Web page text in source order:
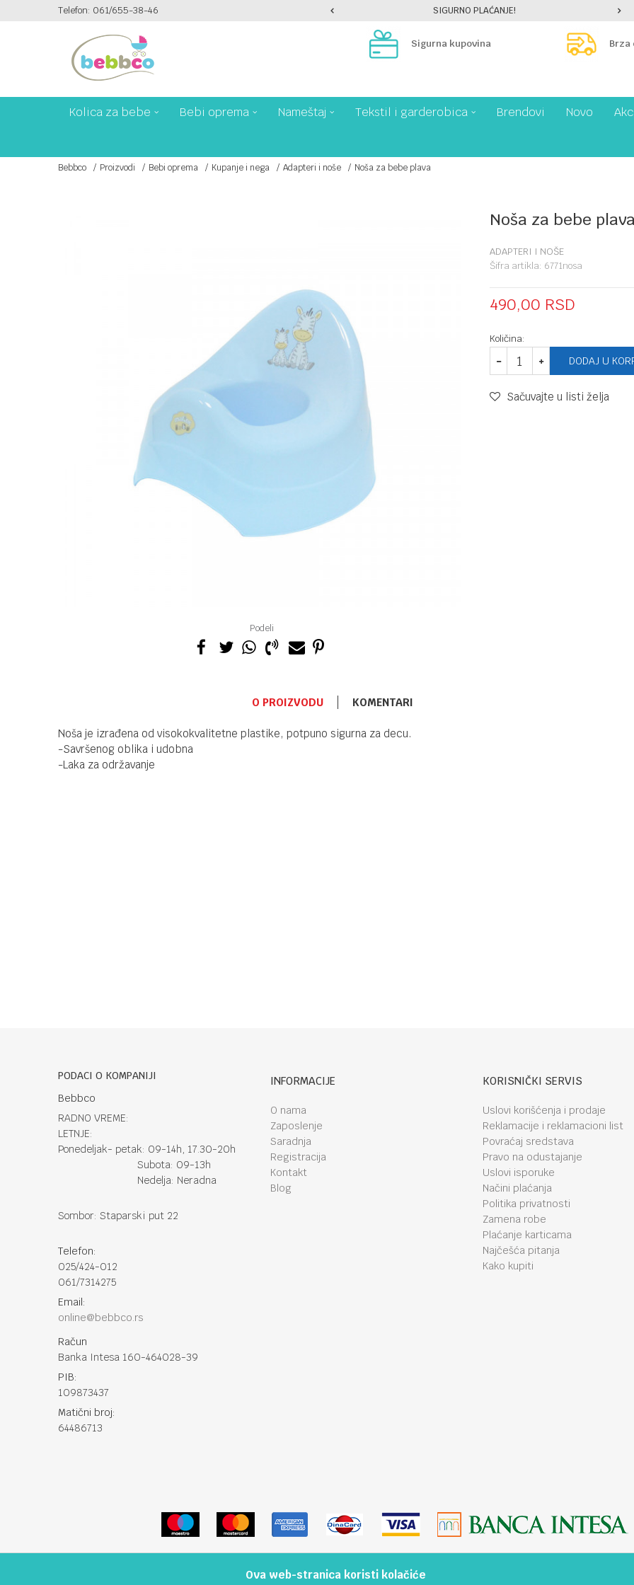
Telefon: 061/655-38-46PLAĆANJE PLATNIM KARTICAMA NA 6 RATA! SIGURNO PLAĆANJE!
Sigurna kupovina Brza
Kolica za bebe Bebi oprema Nameštaj Tekstil i garderobica Brendovi Novo
Bebbco Proizvodi Bebi oprema Kupanje i nega Adapteri i noše Noša za bebe plava
Podeli
Noša za bebe
ADAPTERI I NOŠE
Šifra artikla: 6771nosa
490,00 RSD
Količina:
DODAJ U
Sačuvajte u listi želja
O PROIZVODU KOMENTARI
Noša je izrađena od visokokvalitetne plastike, potpuno sigurna za decu.
-Savršenog oblika i udobna
-Laka za održavanje
PODACI O KOMPANIJI
Bebbco
RADNO VREME:
LETNJE:
Ponedeljak- petak: 09-14h, 17.30-20h
Subota: 09-13h
Nedelja: Neradna
Sombor: Staparski put 22
Telefon:
025/424-012
061/7314275
Email:
online@bebbco.rs
Račun
Banka Intesa 160-464028-39
PIB:
109873437
Matični broj:
64486713
INFORMACIJE
O nama
Zaposlenje
Saradnja
Registracija
Kontakt
Blog
KORISNIČKI SERVIS
Uslovi korišćenja i prodaje
Reklamacije i reklamacioni list
Povraćaj sredstava
Pravo na odustajanje
Uslovi isporuke
Načini plaćanja
Politika privatnosti
Zamena robe
Plaćanje karticama
Najčešća pitanja
Kako kupiti
Ova web-stranica koristi kolačiće